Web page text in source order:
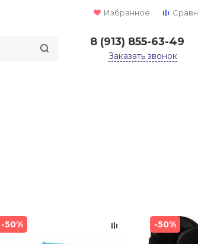
Избранное
8 (913) 855-63-49
Заказать звонок
-50% -50%